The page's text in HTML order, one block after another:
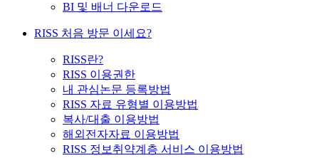
BI 및 배너 다운로드
RISS 처음 방문 이세요?
RISS란?
RISS 이용권한
내 관심논문 등록방법
RISS 자료 유형별 이용방법
복사/대출 이용방법
해외전자자료 이용방법
RISS 정보취약계층 서비스 이용방법